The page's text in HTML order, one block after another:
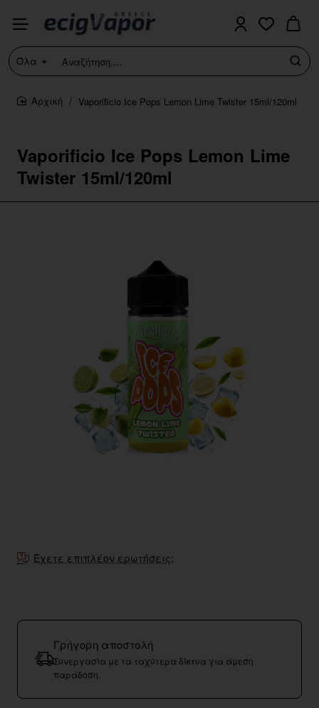
Όλα
Αναζήτηση....
Vaporificio Ice Pops Lemon Lime
Twister 15ml/120ml
home
Vaporificio Ice Pops Lemon Lime Twister 15ml/120ml
Έχετε επιπλέον ερωτήσεις;
Γρήγορη αποστολή
Συνεργασία με τα ταχύτερα δίκτυα για άμεση
παράδοση.